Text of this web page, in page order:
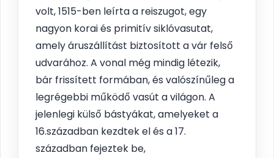
volt, 1515-ben leírta a reiszugot, egy
nagyon korai és primitív siklóvasutat,
amely áruszállítást biztosított a vár felső
udvarához. A vonal még mindig létezik,
bár frissített formában, és valószínűleg a
legrégebbi működő vasút a világon. A
jelenlegi külső bástyákat, amelyeket a
16.században kezdtek el és a 17.
században fejeztek be,